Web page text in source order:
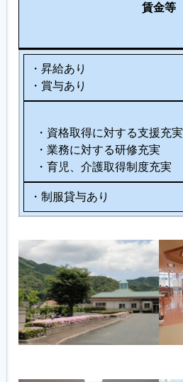
賃金等
・昇給あり
・賞与あり
・資格取得に対する支援充実
・業務に対する研修充実
・育児、介護取得制度充実
・制服貸与あり